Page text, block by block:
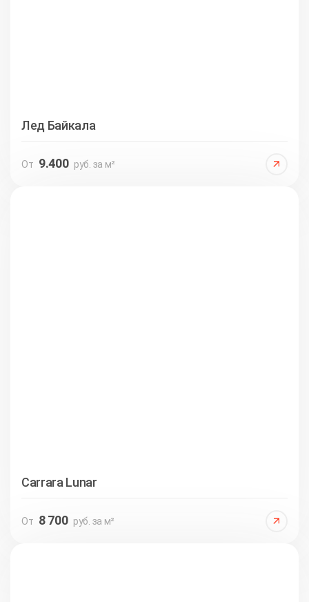
Лед Байкала
От 9.400 руб. за м²
Carrara Lunar
От 8 700 руб. за м²